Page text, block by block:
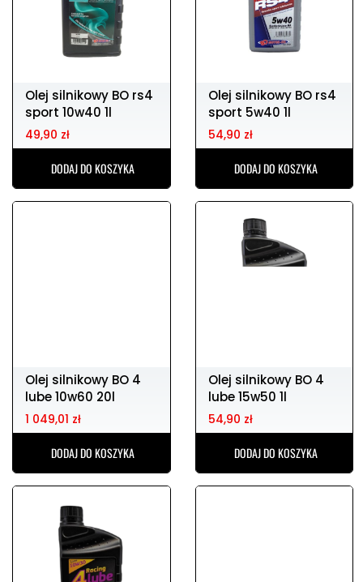
Olej silnikowy BO rs4
sport 10w40 1l
49,90 zł
DODAJ DO KOSZYKA
Olej silnikowy BO rs4
sport 5w40 1l
54,90 zł
DODAJ DO KOSZYKA
Olej silnikowy BO 4
lube 10w60 20l
1 049,01 zł
DODAJ DO KOSZYKA
Olej silnikowy BO 4
lube 15w50 1l
54,90 zł
DODAJ DO KOSZYKA